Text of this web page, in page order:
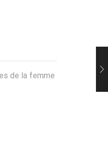
de la femme